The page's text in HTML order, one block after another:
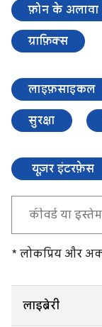
फ़ोन के अलावा
ग्राफ़िक्स
लाइफ़साइकल
सुरक्षा
यूज़र इंटरफ़ेस
* लोकप्रिय और
लाइब्रेरी